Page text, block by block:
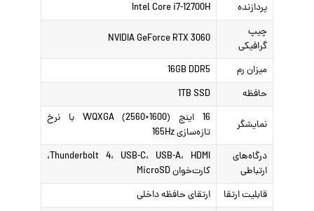
پردازنده
Intel Core i7-12700H
چیپ
گرافیکی
NVIDIA GeForce RTX 3060
میزان رم
16GB DDR5
حافظه
1TB SSD
نمایشگر
16 اینچ WQXGA (2560×1600) با نرخ
تازه‌سازی 165Hz
درگاه‌های
ارتباطی
Thunderbolt 4، USB-C، USB-A، HDMI،
کارت‌خوان MicroSD
قابلیت ارتقا
ارتقای حافظه داخلی